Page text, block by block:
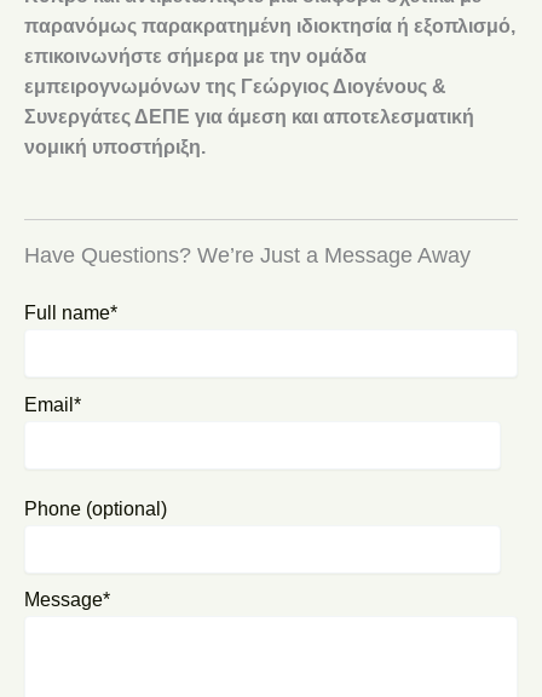
παρανόμως παρακρατημένη ιδιοκτησία ή εξοπλισμό,
επικοινωνήστε σήμερα με την ομάδα
εμπειρογνωμόνων της Γεώργιος Διογένους &
Συνεργάτες ΔΕΠΕ για άμεση και αποτελεσματική
νομική υποστήριξη.
Have Questions? We’re Just a Message Away
Full name*
Email*
Phone (optional)
Message*